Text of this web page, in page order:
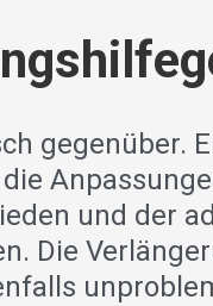
gegenüber.
und der
Die